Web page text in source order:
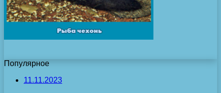
Популярное
11.11.2023